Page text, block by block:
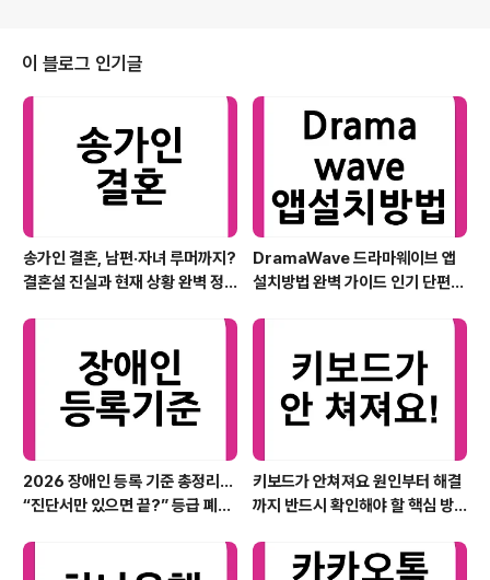
이 블로그 인기글
송가인 결혼, 남편·자녀 루머까지?
결혼설 진실과 현재 상황 완벽 정
DramaWave 드라마웨이브 앱
설치방법 완벽 가이드 인기 단편
2026 장애인 등록 기준 총정리…
“진단서만 있으면 끝?” 등급 폐지
키보드가 안쳐져요 원인부터 해결
까지 반드시 확인해야 할 핵심 방